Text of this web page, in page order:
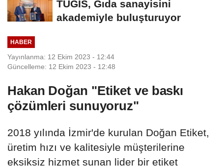
TÜGİS, Gıda sanayisini
akademiyle buluşturuyor
HABER
Yayınlanma: 12 Ekim 2023 - 12:44
Güncelleme: 12 Ekim 2023 - 12:48
Hakan Doğan "Etiket ve baskı
çözümleri sunuyoruz"
2018 yılında İzmir'de kurulan Doğan Etiket,
üretim hızı ve kalitesiyle müşterilerine
eksiksiz hizmet sunan lider bir etiket